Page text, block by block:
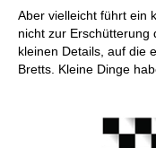
Aber vielleicht führt ein
nicht zur Erschütterung
kleinen Details, auf die
Bretts. Kleine Dinge